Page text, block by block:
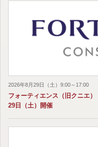
2026年8月29日（土）9:00～17:00
フォーティエンス（旧クニエ
29日（土）開催